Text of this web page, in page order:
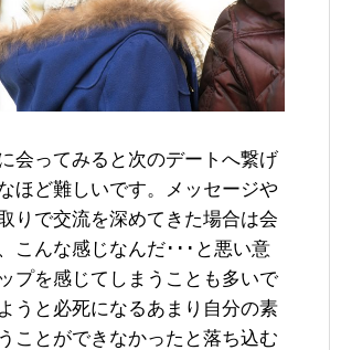
会ってみると次のデートへ繋げ
ほど難しいです。メッセージや
りで交流を深めてきた場合は会
こんな感じなんだ･･･と悪い意
プを感じてしまうことも多いで
うと必死になるあまり自分の素
ことができなかったと落ち込む